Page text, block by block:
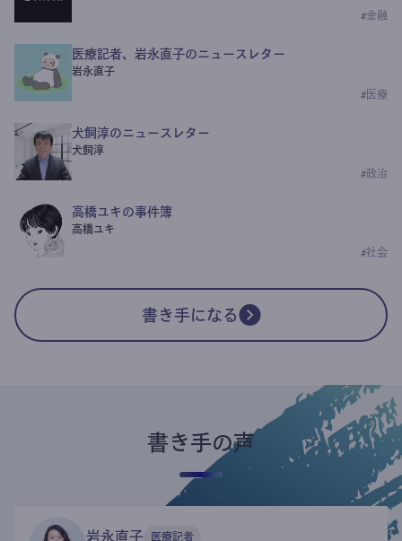
#金融
医療記者、岩永直子のニュースレター
岩永直子
# 医療
犬飼淳のニュースレター
犬飼淳
#政治
高橋ユキの事件簿
高橋ユキ
#社会
書き手になる
書き手の声
岩永直子 医療記者